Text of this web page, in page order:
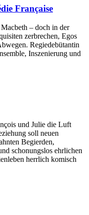
Française
– doch in der
zerbrechen, Egos
Regiedebütantin
Inszenierung und
und Julie die Luft
soll neuen
Begierden,
schonungslos ehrlichen
herrlich komisch